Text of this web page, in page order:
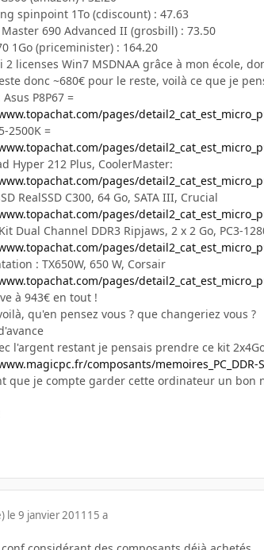
spinpoint 1To (cdiscount) : 47.63
690 Advanced II (grosbill) : 73.50
1Go (priceminister) : 164.20
2 licenses Win7 MSDNAA grâce à mon école,
donc ~680€ pour le reste, voilà ce que je
P8P67 =
pages/
2500K =
pages/
Hyper 212 Plus, CoolerMaster:
pages/
RealSSD C300, 64 Go, SATA III, Crucial
pages/
Dual Channel DDR3 Ripjaws, 2 x 2 Go, PC3-
pages/
: TX650W, 650 W, Corsair
pages/
à 943€ en tout !
qu'en pensez vous ? que changeriez vous ?
l'argent restant je pensais prendre ce kit
composants/memoires_PC_DDR-
que je compte garder cette ordinateur un bon
le 9 janvier 2011 15 a